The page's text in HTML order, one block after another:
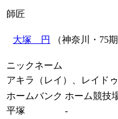
師匠
大塚 円 （神奈川・75期
ニックネーム
アキラ（レイ）、レイド
ホームバンク ホーム競技
平塚
-